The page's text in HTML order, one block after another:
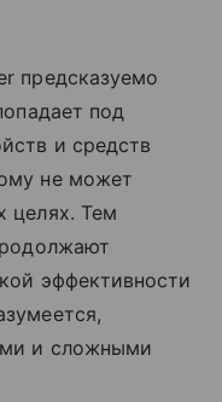
предсказуемо
под
и средств
не может
целях. Тем
эффективности
и сложными